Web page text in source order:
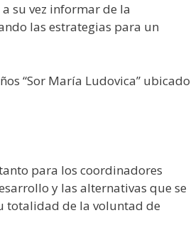
su vez informar de la
las estrategias para un
“Sor María Ludovica” ubicado
para los coordinadores
y las alternativas que se
totalidad de la voluntad de